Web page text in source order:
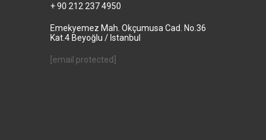
+ 90 212 237 4950
Emekyemez Mah. Okçumusa Cad. No.36
Kat.4 Beyoğlu / Istanbul
[email protected]